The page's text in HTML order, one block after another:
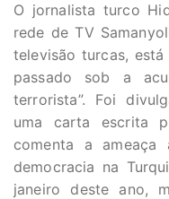
O jornalista turco
rede de TV
televisão turcas,
passado sob a
terrorista”. Foi
uma carta escrita
comenta a
democracia na
janeiro deste ano,